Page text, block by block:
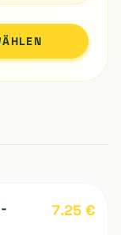
+ 1
Preis: